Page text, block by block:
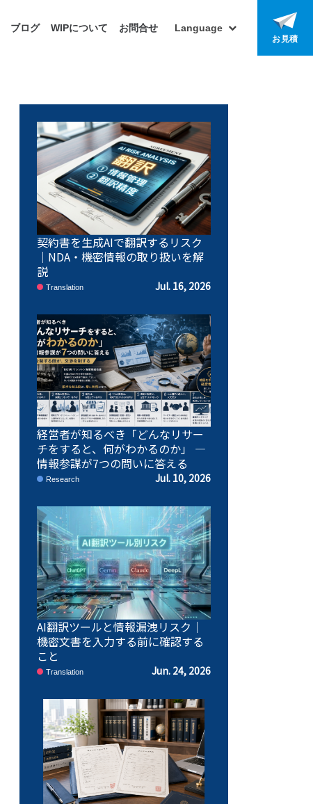
ブログ WIPについて お問合せ Language
お見積
契約書を生成AIで翻訳するリスク
｜NDA・機密情報の取り扱いを解
説
Translation Jul. 16, 2026
経営者が知るべき「どんなリサー
チをすると、何がわかるのか」 ―
情報参謀が7つの問いに答える
Research Jul. 10, 2026
AI翻訳ツールと情報漏洩リスク｜
機密文書を入力する前に確認する
こと
Translation Jun. 24, 2026